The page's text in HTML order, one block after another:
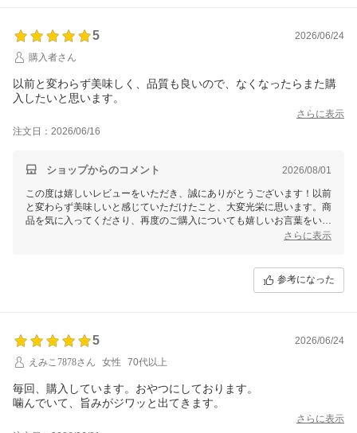
5
2026/06/24
購入者さん
以前と変わらず美味しく、品質も良いので、なくなったらまた購
入したいと思います。
さらに表示
注文日：2026/06/16
ショップからのコメント 2026/08/01
この度は嬉しいレビューをいただき、誠にありがとうございます！以前
と変わらず美味しいと感じていただけたこと、大変光栄に思います。商
品を気に入ってくださり、再度のご購入についても嬉しいお言葉をいた
だき、とても励みになります。これからも変わらぬ品質でご満足いただ
さらに表示
参考になった
5
2026/06/24
えみこ7878さん
女性 70代以上
毎回、購入しています。おやつにしております。
噛んでいて、旨みがジワッと出てきます。
さらに表示